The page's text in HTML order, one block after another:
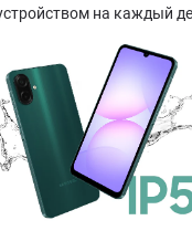
на каждый